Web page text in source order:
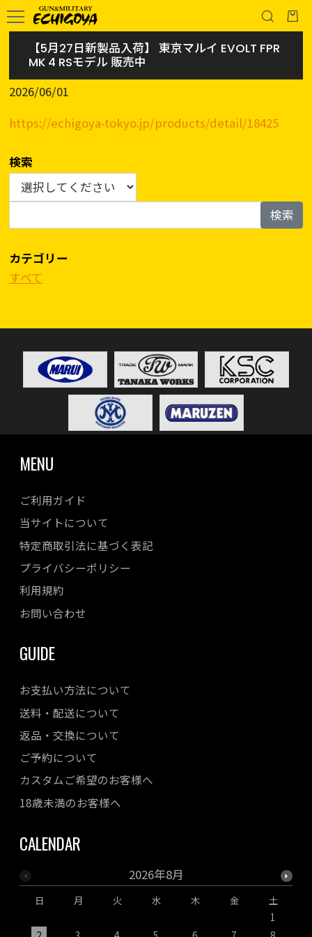
【5月27日新製品入荷】 東京マルイ EVOLT FPR
MK 4 RSモデル 販売中
2026/06/01
https://echigoya-tokyo.jp/products/detail/18425
検索
検索
カテゴリー
すべて
MENU
ご利用ガイド
当サイトについて
特定商取引法に基づく表記
プライバシーポリシー
利用規約
お問い合わせ
GUIDE
お支払い方法について
送料・配送について
返品・交換について
ご予約について
カスタムご希望のお客様へ
18歳未満のお客様へ
CALENDAR
2026年8月
日 月 火 水 木 金
土
1